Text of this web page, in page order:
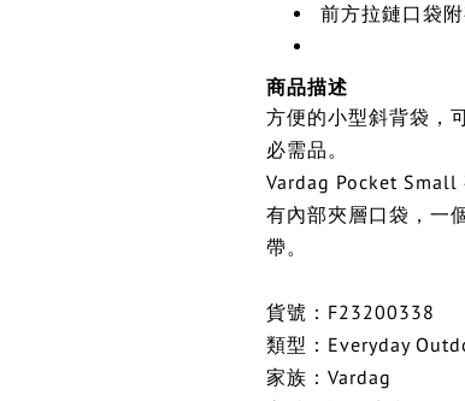
前方拉鏈口袋附
商品描述
方便的小型斜背袋，
必需品。
Vardag Pocket
有內部夾層口袋，一
帶。
貨號：F23200338
類型：Everyday
家族：Vardag